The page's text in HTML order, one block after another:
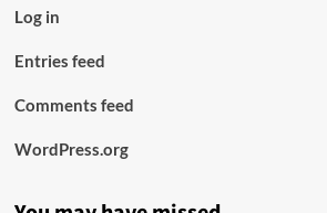
Log in
Entries feed
Comments feed
WordPress.org